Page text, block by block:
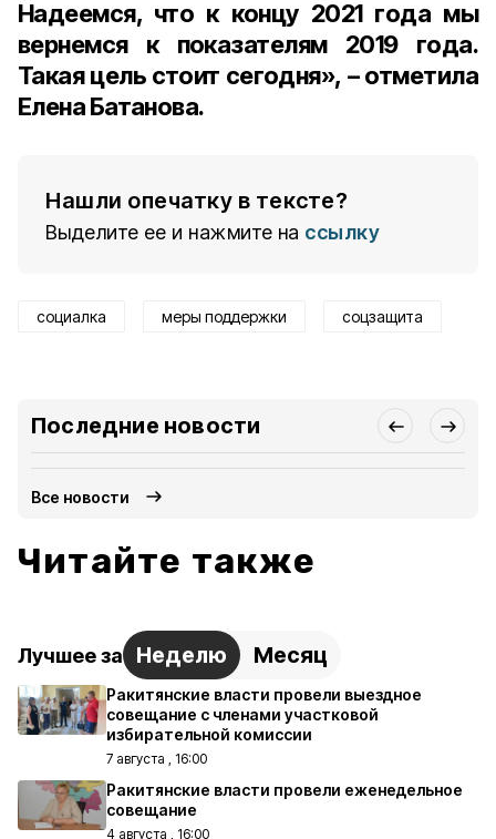
Надеемся, что к концу 2021 года мы
вернемся к показателям 2019 года.
Такая цель стоит сегодня», – отметила
Елена Батанова.
Нашли опечатку в тексте?
Выделите ее и нажмите на ссылку
социалка меры поддержки соцзащита
Последние новости
Все новости
Читайте также
Лучшее за Неделю Месяц
Ракитянские власти провели выездное
совещание с членами участковой
избирательной комиссии
7 августа , 16:00
Ракитянские власти провели еженедельное
совещание
4 августа , 16:00